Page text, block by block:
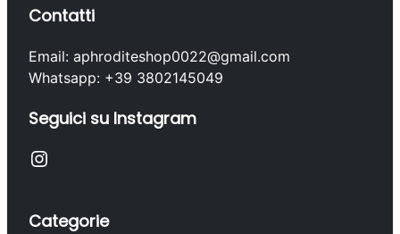
Contatti
Email: aphroditeshop0022@gmail.com
Whatsapp: +39 3802145049
Seguici su Instagram
Instagram
Categorie